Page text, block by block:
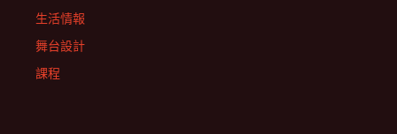
生活情報
舞台設計
課程